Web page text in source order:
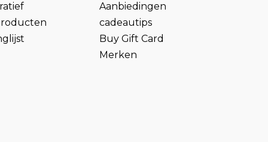
Aanbiedingen
cadeautips
Buy Gift Card
Merken